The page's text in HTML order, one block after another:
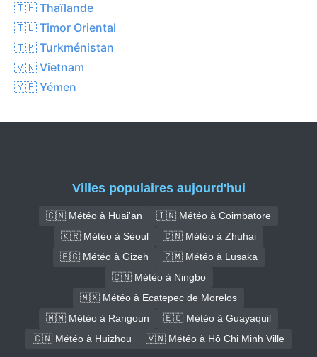
🇹🇭 Thaïlande
🇹🇱 Timor Oriental
🇹🇲 Turkménistan
🇻🇳 Vietnam
🇾🇪 Yémen
Villes populaires aujourd'hui
🇨🇳 Météo à Huai'an
🇮🇳 Météo à Coimbatore
🇰🇷 Météo à Séoul
🇨🇳 Météo à Zhuhai
🇪🇬 Météo à Gizeh
🇿🇲 Météo à Lusaka
🇨🇳 Météo à Ningbo
🇲🇽 Météo à Ecatepec de Morelos
🇲🇲 Météo à Rangoun
🇪🇨 Météo à Guayaquil
🇨🇳 Météo à Huizhou
🇻🇳 Météo à Hô Chi Minh Ville